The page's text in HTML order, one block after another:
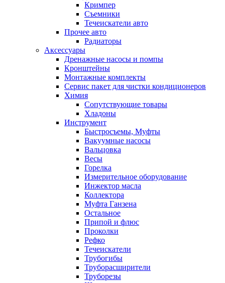
Кримпер
Съемники
Течеискатели авто
Прочее авто
Радиаторы
Аксессуары
Дренажные насосы и помпы
Кронштейны
Монтажные комплекты
Сервис пакет для чистки кондиционеров
Химия
Сопутствующие товары
Хладоны
Инструмент
Быстросъемы, Муфты
Вакуумные насосы
Вальцовка
Весы
Горелка
Измерительное оборудование
Инжектор масла
Коллектора
Муфта Ганзена
Остальное
Припой и флюс
Проколки
Рефко
Течеискатели
Трубогибы
Труборасширители
Труборезы